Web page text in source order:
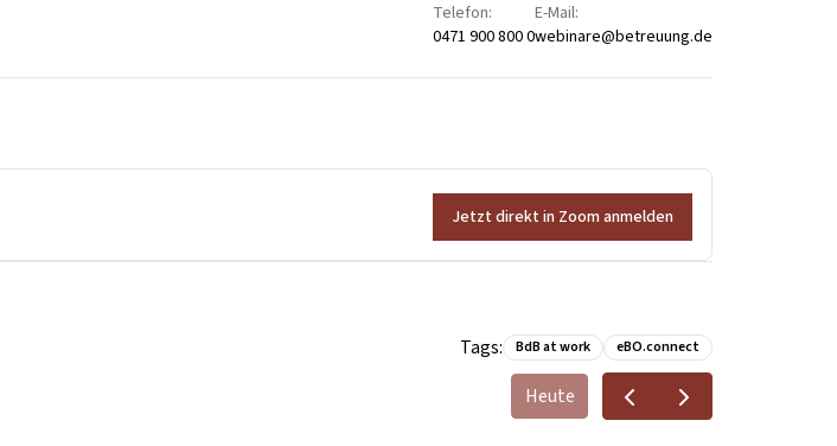
Telefon:
0471 900 800 0
E-Mail:
webinare@betreuung.de
Jetzt direkt in Zoom anmelden
Tags: BdB at work eBO.connect
Heute